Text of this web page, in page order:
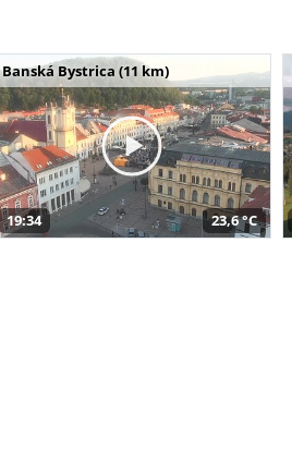
Banská Bystrica (11 km)
19:34 23,6 °C